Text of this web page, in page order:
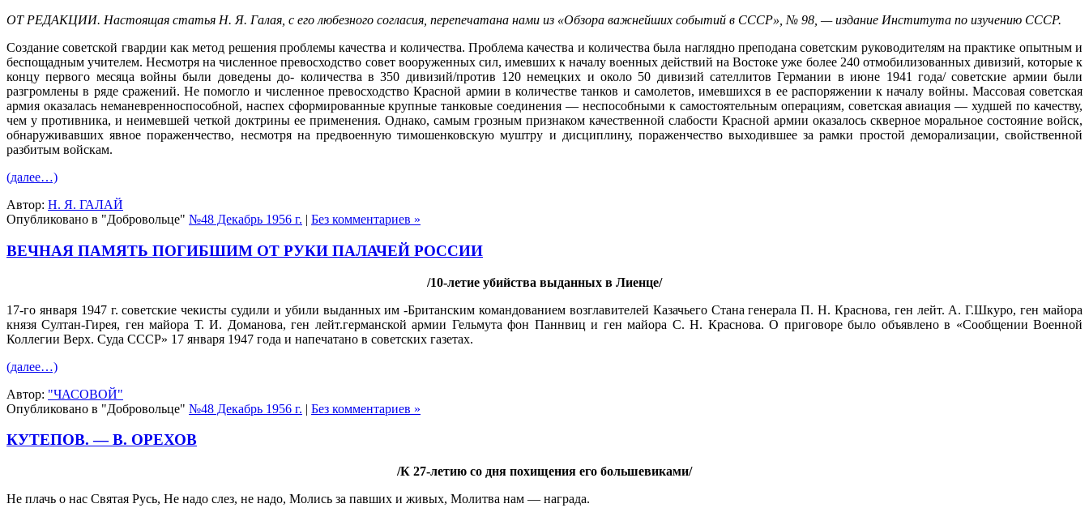
ОТ РЕДАКЦИИ. Настоящая статья Н. Я. Галая, с его любезного согласия, перепечатана нами из «Обзора важнейших событий в СССР», № 98, — издание Института по изучению СССР.
Создание советской гвардии как метод решения проблемы качества и количества. Проблема качества и количества была наглядно преподана советским руководителям на практике опытным и
беспощадным учителем. Несмотря на численное превосходство совет вооруженных сил, имевших к началу военных действий на Востоке уже более 240 отмобилизованных дивизий, которые к
концу первого месяца войны были доведены до- количества в 350 дивизий/против 120 немецких и около 50 дивизий сателлитов Германии в июне 1941 года/ советские армии были
разгромлены в ряде сражений. Не помогло и численное превосходство Красной армии в количестве танков и самолетов, имевшихся в ее распоряжении к началу войны. Массовая советская
армия оказалась неманевренноспособной, наспех сформированные крупные танковые соединения — неспособными к самостоятельным операциям, советская авиация — худшей по качеству,
чем у противника, и неимевшей четкой доктрины ее применения. Однако, самым грозным признаком качественной слабости Красной армии оказалось скверное моральное состояние войск,
обнаруживавших явное пораженчество, несмотря на предвоенную тимошенковскую муштру и дисциплину, пораженчество выходившее за рамки простой деморализации, свойственной
разбитым войскам.
(далее…)
Автор: Н. Я. ГАЛАЙ
Опубликовано в "Добровольце" №48 Декабрь 1956 г. | Без комментариев »
ВЕЧНАЯ ПАМЯТЬ ПОГИБШИМ ОТ РУКИ ПАЛАЧЕЙ РОССИИ
/10-летие убийства выданных в Лиенце/
17-го января 1947 г. советские чекисты судили и убили выданных им -Британским командованием возглавителей Казачьего Стана генерала П. Н. Краснова, ген лейт. А. Г.Шкуро, ген майора
князя Султан-Гирея, ген майора Т. И. Доманова, ген лейт.германской армии Гельмута фон Паннвиц и ген майора С. Н. Краснова. О приговоре было объявлено в «Сообщении Военной
Коллегии Верх. Суда СССР» 17 января 1947 года и напечатано в советских газетах.
(далее…)
Автор: "ЧАСОВОЙ"
Опубликовано в "Добровольце" №48 Декабрь 1956 г. | Без комментариев »
КУТЕПОВ. — В. ОРЕХОВ
/К 27-летию со дня похищения его большевиками/
Не плачь о нас Святая Русь, Не надо слез, не надо, Молись за павших и живых, Молитва нам — награда.